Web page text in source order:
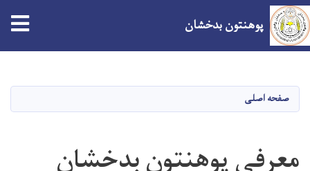
content
پوهنتون بدخشان
صفحه اصلی
معرفی پوهنتون بدخشان